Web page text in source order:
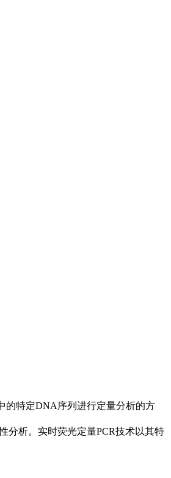
的特定DNA序列进行定量分析的方
分析。实时荧光定量PCR技术以其特